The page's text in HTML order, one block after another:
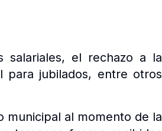
salariales, el rechazo a la
para jubilados, entre otros
municipal al momento de la